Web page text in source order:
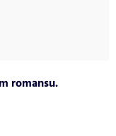
romansu.